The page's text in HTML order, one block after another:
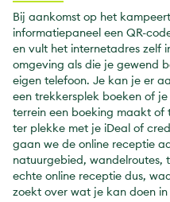
Bij aankomst op het
informatiepaneel een QR-
en vult het internetadres zelf
omgeving als die je gewend
eigen telefoon. Je kan je er
een trekkersplek boeken of
terrein een boeking maakt
ter plekke met je iDeal of
gaan we de online receptie
natuurgebied, wandelroutes,
echte online receptie dus,
zoekt over wat je kan doen